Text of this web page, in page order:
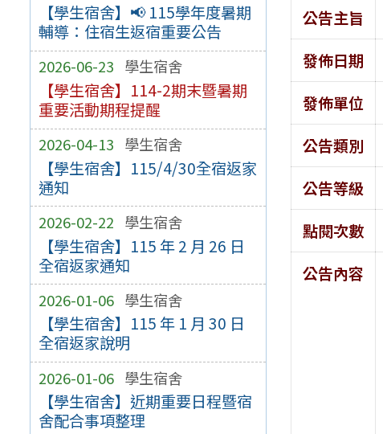
【學生宿舍】📢 115學年度暑期
輔導：住宿生返宿重要公告
2026-06-23 學生宿舍
【學生宿舍】114-2期末暨暑期
重要活動期程提醒
2026-04-13 學生宿舍
【學生宿舍】115/4/30全宿返家
通知
2026-02-22 學生宿舍
【學生宿舍】115 年 2 月 26 日
全宿返家通知
2026-01-06 學生宿舍
【學生宿舍】115 年 1 月 30 日
全宿返家說明
2026-01-06 學生宿舍
【學生宿舍】近期重要日程暨宿
舍配合事項整理
公告主旨
發佈日期
發佈單位
公告類別
公告等級
點閱次數
公告內容